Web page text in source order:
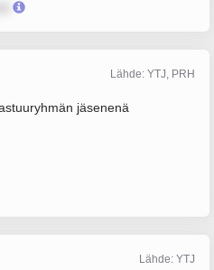
Lähde: YTJ, PRH
jäsenenä
Lähde: YTJ